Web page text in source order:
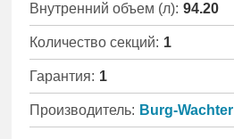
Внутренний объем (л): 94.20
Количество секций: 1
Гарантия: 1
Производитель: Burg-Wachter